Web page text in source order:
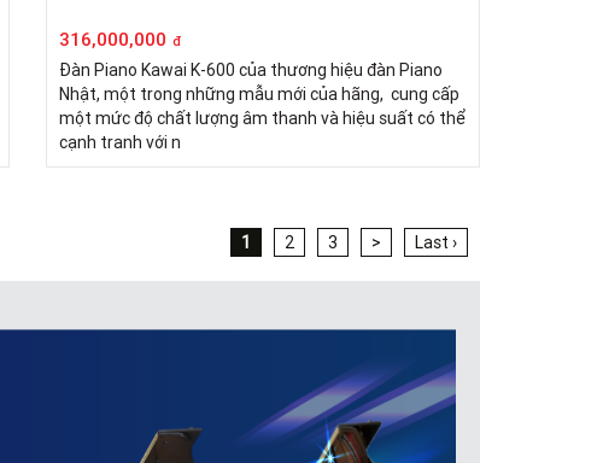
316,000,000 đ
Đàn Piano Kawai K-600 của thương hiệu đàn Piano
Nhật, một trong những mẫu mới của hãng, cung cấp
một mức độ chất lượng âm thanh và hiệu suất có thể
cạnh tranh với n
1 2 3 > Last ›